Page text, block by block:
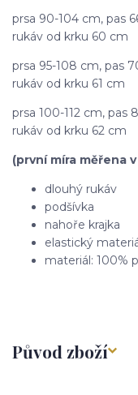
prsa 90-104 cm, pas
rukáv od krku 60 cm
prsa 95-108 cm, pas
rukáv od krku 61 cm
prsa 100-112 cm, pas
rukáv od krku 62 cm
(první míra měřena
dlouhý rukáv
podšívka
nahoře krajka
elastický
materiál: 100%
Původ zboží